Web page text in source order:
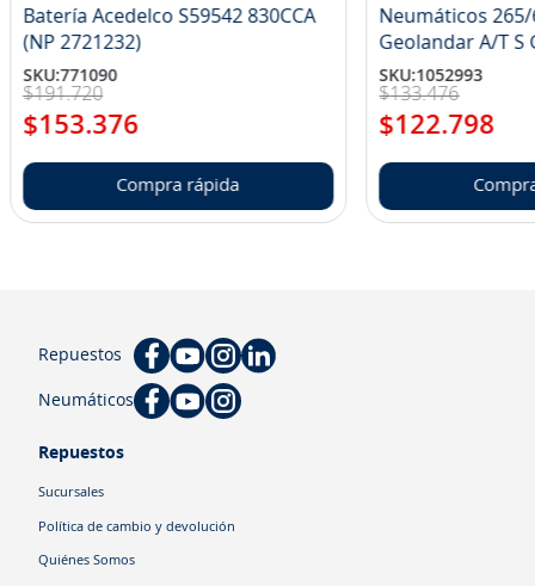
Batería Acedelco S59542 830CCA
(NP 2721232)
SKU:771090
$191.720
$153.376
Compra rápida
Neumáticos 265/
SKU:1052993
$133.476
$122.798
Repuestos
Neumáticos
Repuestos
Sucursales
Política de cambio y devolución
Quiénes Somos